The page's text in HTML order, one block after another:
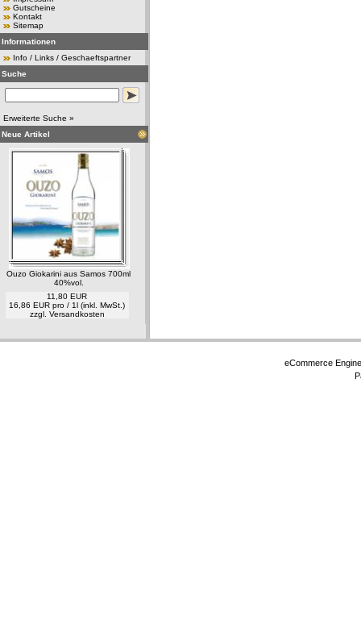
Gutscheine
Kontakt
Sitemap
Informationen
Info / Links / Geschaeftspartner
Suche
Erweiterte Suche »
Neue Artikel
Ouzo Giokarini aus Samos 700ml
40%vol.
11,80 EUR
16,86 EUR pro / 1l (inkl. MwSt.)
zzgl. Versandkosten
eCommerce